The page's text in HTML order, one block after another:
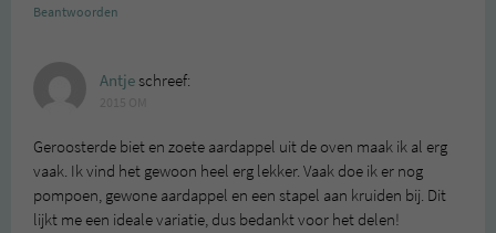
Beantwoorden
Antjeschreef:
Geroosterde biet en zoete aardappel uit de oven maak ik al erg
vaak. Ik vind het gewoon heel erg lekker. Vaak doe ik er nog
pompoen, gewone aardappel en een stapel aan kruiden bij. Dit
lijkt me een ideale variatie, dus bedankt voor het delen!